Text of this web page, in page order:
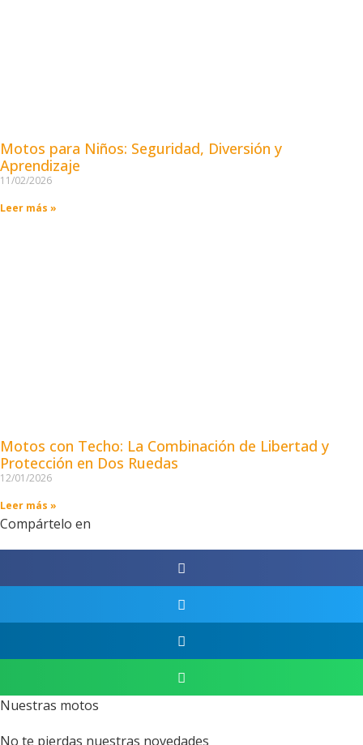
Motos para Niños: Seguridad, Diversión y
Aprendizaje
11/02/2026
Leer más »
Motos con Techo: La Combinación de Libertad y
Protección en Dos Ruedas
12/01/2026
Leer más »
Compártelo en
Nuestras motos
No te pierdas nuestras novedades